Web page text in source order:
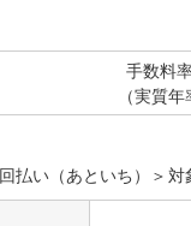
手数料
（実質年
払い（あといち）＞ 対